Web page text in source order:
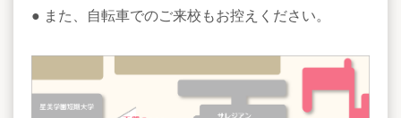
● また、自転車でのご来校もお控えください。